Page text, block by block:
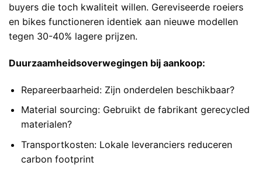
buyers die toch kwaliteit willen. Gereviseerde roeiers
en bikes functioneren identiek aan nieuwe modellen
tegen 30-40% lagere prijzen.
Duurzaamheidsoverwegingen bij aankoop:
Repareerbaarheid: Zijn onderdelen beschikbaar?
Material sourcing: Gebruikt de fabrikant gerecycled
materialen?
Transportkosten: Lokale leveranciers reduceren
carbon footprint